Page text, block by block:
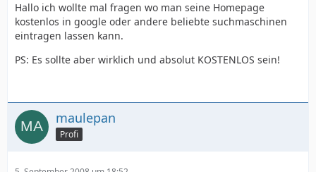
Hallo ich wollte mal fragen wo man seine Homepage
kostenlos in google oder andere beliebte suchmaschinen
eintragen lassen kann.
PS: Es sollte aber wirklich und absolut KOSTENLOS sein!
maulepan
Profi